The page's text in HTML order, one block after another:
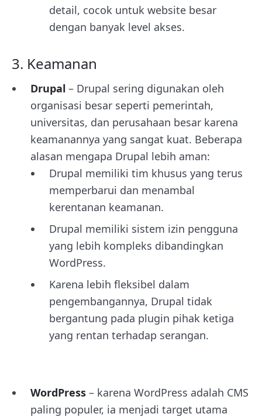
detail, cocok untuk website besar
dengan banyak level akses.
3. Keamanan
Drupal – Drupal sering digunakan oleh
organisasi besar seperti pemerintah,
universitas, dan perusahaan besar karena
keamanannya yang sangat kuat. Beberapa
alasan mengapa Drupal lebih aman:
Drupal memiliki tim khusus yang terus
memperbarui dan menambal
kerentanan keamanan.
Drupal memiliki sistem izin pengguna
yang lebih kompleks dibandingkan
WordPress.
Karena lebih fleksibel dalam
pengembangannya, Drupal tidak
bergantung pada plugin pihak ketiga
yang rentan terhadap serangan.
WordPress – karena WordPress adalah CMS
paling populer, ia menjadi target utama